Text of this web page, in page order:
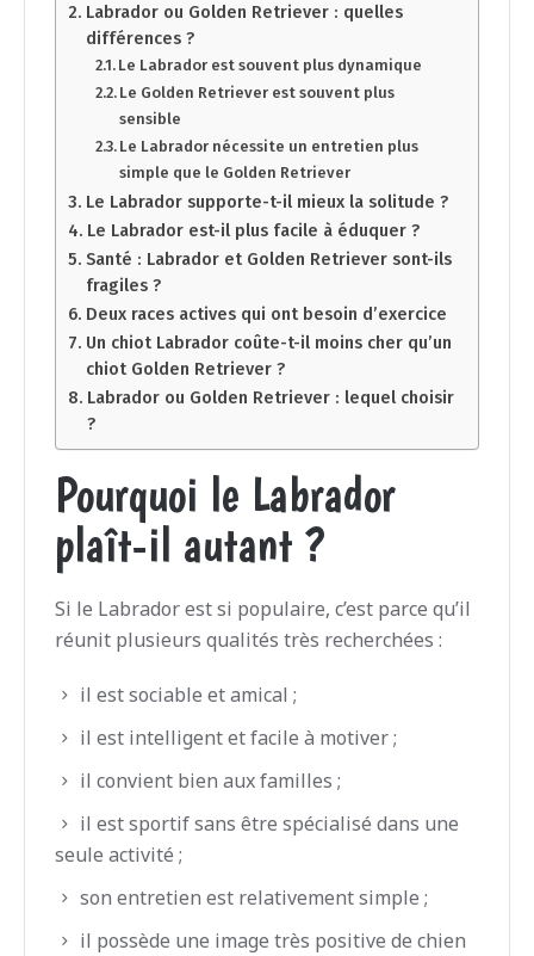
Labrador ou Golden Retriever : quelles
différences ?
Le Labrador est souvent plus dynamique
Le Golden Retriever est souvent plus
sensible
Le Labrador nécessite un entretien plus
simple que le Golden Retriever
Le Labrador supporte-t-il mieux la solitude ?
Le Labrador est-il plus facile à éduquer ?
Santé : Labrador et Golden Retriever sont-ils
fragiles ?
Deux races actives qui ont besoin d’exercice
Un chiot Labrador coûte-t-il moins cher qu’un
chiot Golden Retriever ?
Labrador ou Golden Retriever : lequel choisir
?
Pourquoi le Labrador
plaît-il autant ?
Si le Labrador est si populaire, c’est parce qu’il
réunit plusieurs qualités très recherchées :
il est sociable et amical ;
il est intelligent et facile à motiver ;
il convient bien aux familles ;
il est sportif sans être spécialisé dans une
seule activité ;
son entretien est relativement simple ;
il possède une image très positive de chien